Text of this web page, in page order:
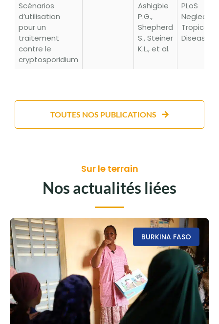
Scénarios
d’utilisation
pour un
traitement
contre le
cryptosporidium
Ashigbie
P.G.,
Shepherd
S., Steiner
K.L., et al.
PLoS
Tropical
Diseases
TOUTES NOS PUBLICATIONS
Sur le terrain
Nos actualités liées
BURKINA FASO